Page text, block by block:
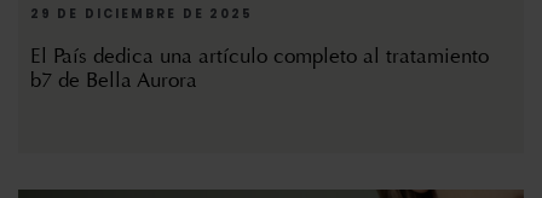
29 DE DICIEMBRE DE 2025
El País dedica una artículo completo al tratamiento
b7 de Bella Aurora